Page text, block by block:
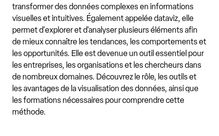
transformer des données complexes en informations
visuelles et intuitives. Également appelée dataviz, elle
permet d'explorer et d'analyser plusieurs éléments afin
de mieux connaître les tendances, les comportements et
les opportunités. Elle est devenue un outil essentiel pour
les entreprises, les organisations et les chercheurs dans
de nombreux domaines. Découvrez le rôle, les outils et
les avantages de la visualisation des données, ainsi que
les formations nécessaires pour comprendre cette
méthode.